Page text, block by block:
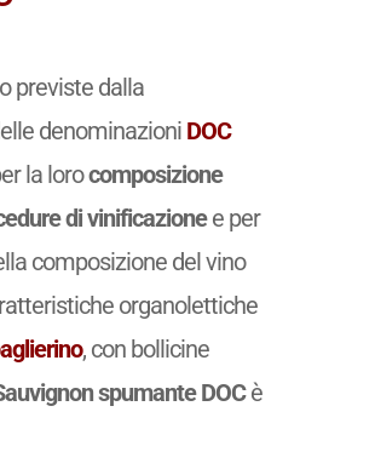
previste dalla
denominazioni DOC
la lorocomposizione
di vinificazionee per
composizione del vino
organolettiche
, con bollicine
spumante DOCè